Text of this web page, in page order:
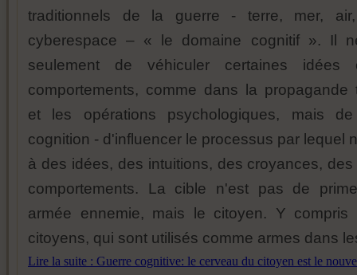
traditionnels de la guerre - terre, mer,
cyberespace – « le domaine cognitif ». Il
seulement de véhiculer certaines idées
comportements, comme dans la propagande
et les opérations psychologiques, mais
cognition - d'influencer le processus par lequel
à des idées, des intuitions, des croyances,
comportements. La cible n'est pas de
armée ennemie, mais le citoyen. Y compris
citoyens, qui sont utilisés comme armes dans
Lire la suite : Guerre cognitive: le cerveau du citoyen est le